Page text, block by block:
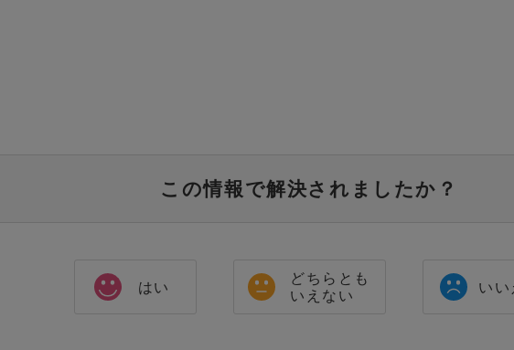
この情報で解決されましたか？
はい
どちらとも
いえない
いい